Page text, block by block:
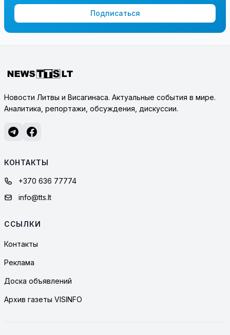
Подписаться
Новости Литвы и Висагинаса. Актуальные события в мире.
Аналитика, репортажи, обсуждения, дискуссии.
КОНТАКТЫ
+370 636 77774
info@tts.lt
ССЫЛКИ
Контакты
Реклама
Доска объявлений
Архив газеты VISINFO